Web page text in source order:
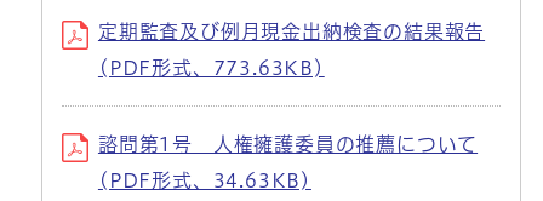
定期監査及び例月現金出納検査の結果報告
(PDF形式、773.63KB)
諮問第1号 人権擁護委員の推薦について
(PDF形式、34.63KB)